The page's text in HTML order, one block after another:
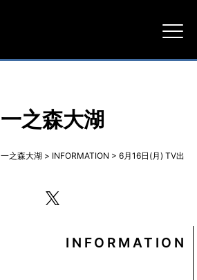
一之森大湖
一之森大湖> INFORMATION > 6月16日(月) TV出
INFORMATION